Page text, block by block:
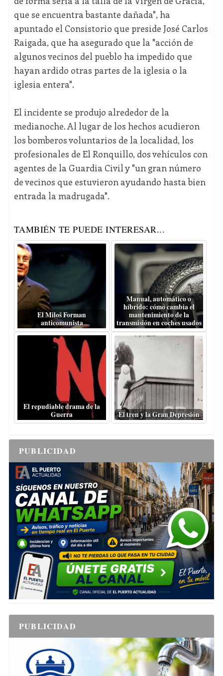
que se encuentra bastante dañada", ha
apuntado el Consistorio que preside José Carlos
Raigada, que ha asegurado que la "acción de
algunos vecinos del pueblo ha impedido que
hayan ardido otras partes de la iglesia o la
iglesia entera".
El incidente se produjo alrededor de la
medianoche. Al lugar de los hechos acudieron
los bomberos voluntarios de la localidad, los
profesionales de El Ronquillo, dos vehículos con
agentes de la Guardia Civil y "un gran número
de vecinos que estuvieron ayudando hasta bien
entrada la madrugada".
TAMBIÉN TE PUEDE INTERESAR...
El Miloš Forman
anticomunista
Manual, automático o
híbrido: cómo cambia el
mantenimiento de la
transmisión en coches usados
El repudiable drama de la
Guerra
El tren y la Gran Depresión
PUBLICIDAD
PUBLICIDAD